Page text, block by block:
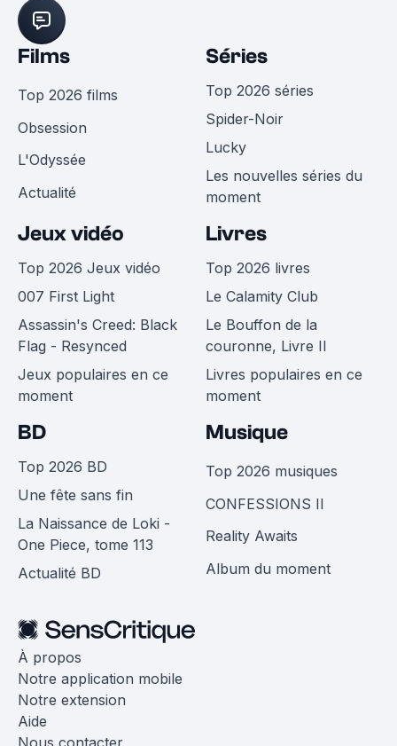
Films
Top 2026 films
Obsession
L'Odyssée
Actualité
Séries
Top 2026 séries
Spider-Noir
Lucky
Les nouvelles séries du
moment
Jeux vidéo
Top 2026 Jeux vidéo
007 First Light
Assassin's Creed: Black
Flag - Resynced
Jeux populaires en ce
moment
Livres
Top 2026 livres
Le Calamity Club
Le Bouffon de la
couronne, Livre II
Livres populaires en ce
moment
BD
Top 2026 BD
Une fête sans fin
La Naissance de Loki -
One Piece, tome 113
Actualité BD
Musique
Top 2026 musiques
CONFESSIONS II
Reality Awaits
Album du moment
À propos
Notre application mobile
Notre extension
Aide
Nous contacter